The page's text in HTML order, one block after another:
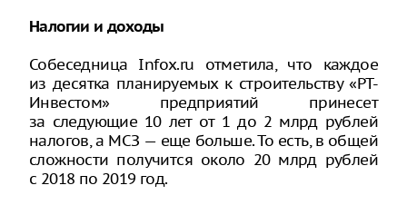
Налогии и доходы
Собеседница Infox.ru отметила, что каждое
из десятка планируемых к строительству «РТ-
Инвестом» предприятий принесет
за следующие 10 лет от 1 до 2 млрд рублей
налогов, а МСЗ — еще больше. То есть, в общей
сложности получится около 20 млрд рублей
с 2018 по 2019 год.